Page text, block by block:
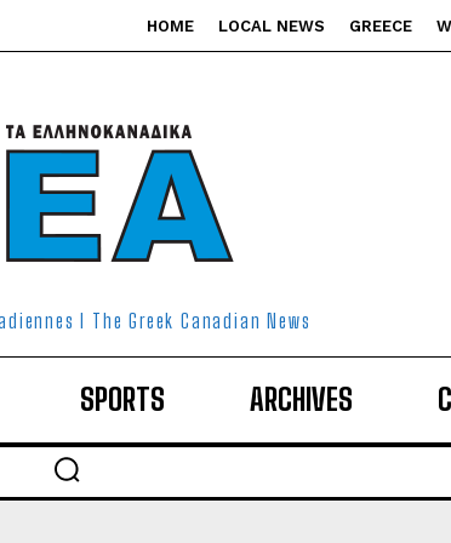
HOME LOCAL NEWS GREECE
I The Greek Canadian News
SPORTS ARCHIVES